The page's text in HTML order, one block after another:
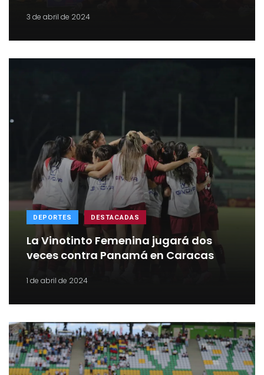
3 de abril de 2024
DEPORTES DESTACADAS
La Vinotinto Femenina jugará dos
veces contra Panamá en Caracas
1 de abril de 2024